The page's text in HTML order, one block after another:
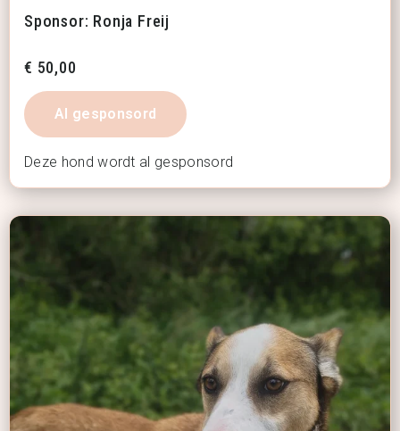
Sponsor: Ronja Freij
€ 50,00
Al gesponsord
Deze hond wordt al gesponsord